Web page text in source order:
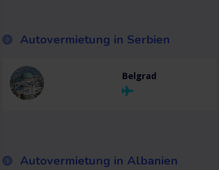
Autovermietung in Serbien
Belgrad
Autovermietung in Albanien